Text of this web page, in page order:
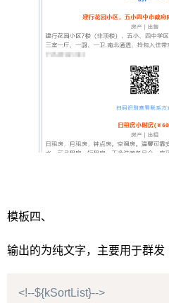
模板四、
输出的为纯文字，主要用于群发
<!--${kSortList}-->